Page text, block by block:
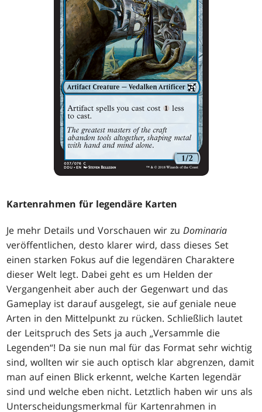
Kartenrahmen für legendäre Karten
Je mehr Details und Vorschauen wir zuDominaria
veröffentlichen, desto klarer wird, dass dieses Set
einen starken Fokus auf die legendären Charaktere
dieser Welt legt. Dabei geht es um Helden der
Vergangenheit aber auch der Gegenwart und das
Gameplay ist darauf ausgelegt, sie auf geniale neue
Arten in den Mittelpunkt zu rücken. Schließlich lautet
der Leitspruch des Sets ja auch „Versammle die
Legenden“! Da sie nun mal für das Format sehr wichtig
sind, wollten wir sie auch optisch klar abgrenzen, damit
man auf einen Blick erkennt, welche Karten legendär
sind und welche eben nicht. Letztlich haben wir uns als
Unterscheidungsmerkmal für Kartenrahmen in